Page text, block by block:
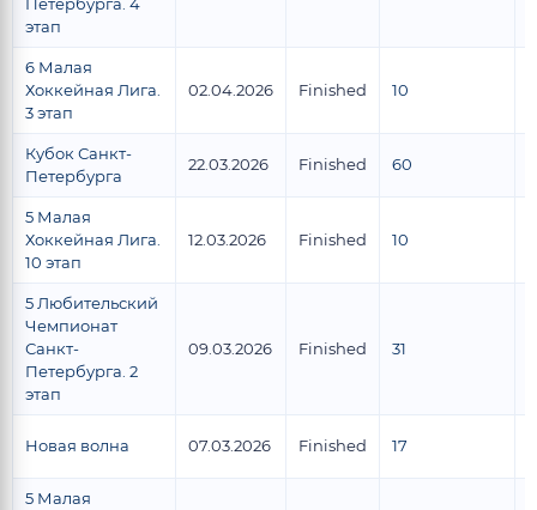
этап
6 Малая
Хоккейная Лига.
3 этап
02.04.2026 Finished 10
Кубок Санкт-
Петербурга
22.03.2026 Finished 60
5 Малая
Хоккейная Лига.
10 этап
12.03.2026 Finished 10
5 Любительский
Чемпионат
Санкт-
Петербурга. 2
этап
09.03.2026 Finished 31
Новая волна 07.03.2026 Finished 17
5 Малая